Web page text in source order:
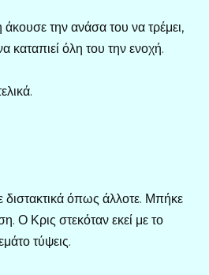
την ανάσα του να τρέμει,
όλη του την ενοχή.
διστακτικά όπως άλλοτε. Μπήκε
Ο Κρις στεκόταν εκεί με το
τύψεις.